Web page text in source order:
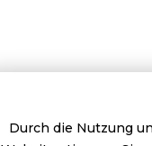
Durch die Nutzung